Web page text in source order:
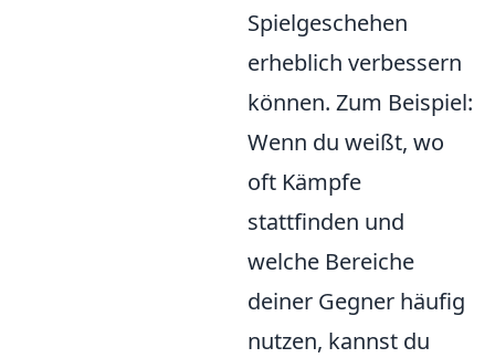
Spielgeschehen
erheblich verbessern
können. Zum Beispiel:
Wenn du weißt, wo
oft Kämpfe
stattfinden und
welche Bereiche
deiner Gegner häufig
nutzen, kannst du